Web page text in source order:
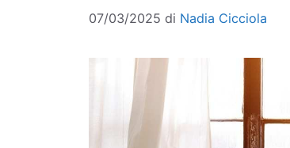
07/03/2025 di Nadia Cicciola